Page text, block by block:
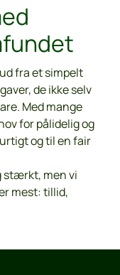
fra et simpelt
de ikke selv
Med mange
for pålidelig og
og til en fair
stærkt, men vi
mest: tillid,